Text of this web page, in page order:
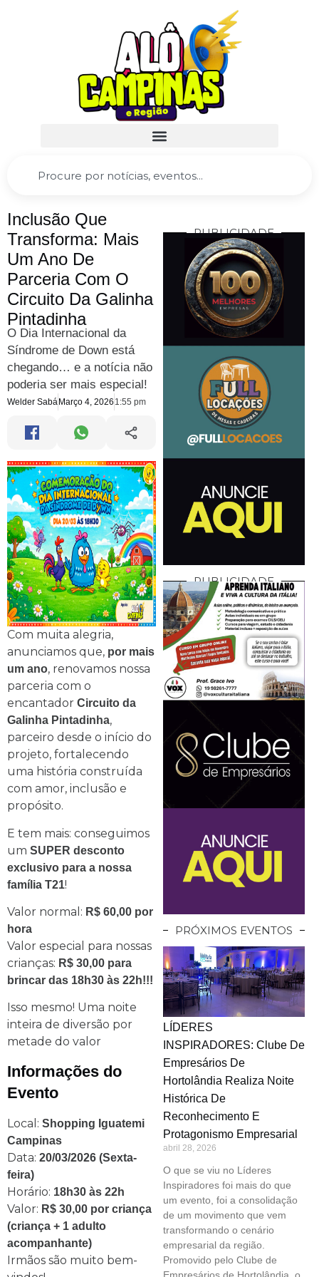
Inclusão Que
Transforma: Mais
Um Ano De
Parceria Com O
Circuito Da Galinha
Pintadinha
O Dia Internacional da
Síndrome de Down está
chegando… e a notícia não
poderia ser mais especial!
Welder Sabá Março 4, 2026 1:55 pm
Com muita alegria,
anunciamos que, por mais
um ano, renovamos nossa
parceria com o
encantador Circuito da
Galinha Pintadinha,
parceiro desde o início do
projeto, fortalecendo
uma história construída
com amor, inclusão e
propósito.
E tem mais: conseguimos
um SUPER desconto
exclusivo para a nossa
família T21!
Valor normal: R$ 60,00 por
hora
Valor especial para nossas
crianças: R$ 30,00 para
brincar das 18h30 às 22h!!!
Isso mesmo! Uma noite
inteira de diversão por
metade do valor
Informações do
Evento
Local: Shopping Iguatemi
Campinas
Data: 20/03/2026 (Sexta-
feira)
Horário: 18h30 às 22h
Valor: R$ 30,00 por criança
(criança + 1 adulto
acompanhante)
Irmãos são muito bem-
PUBLICIDADE
PUBLICIDADE
PRÓXIMOS EVENTOS
LÍDERES
INSPIRADORES: Clube De
Empresários De
Hortolândia Realiza Noite
Histórica De
Reconhecimento E
Protagonismo Empresarial
abril 28, 2026
O que se viu no Líderes
Inspiradores foi mais do que
um evento, foi a consolidação
de um movimento que vem
transformando o cenário
empresarial da região.
Promovido pelo Clube de